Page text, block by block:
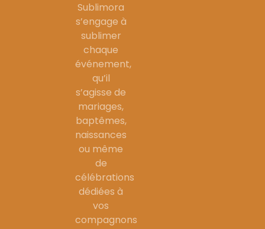
Sublimora
s’engage à
sublimer
chaque
événement,
qu’il
s’agisse de
mariages,
baptêmes,
naissances
ou même
de
célébrations
dédiées à
vos
compagnons